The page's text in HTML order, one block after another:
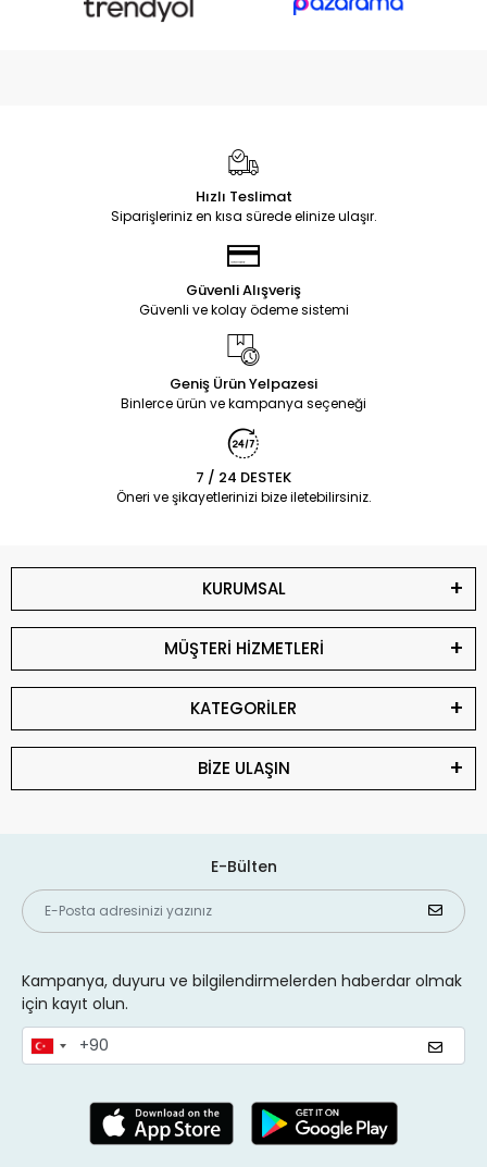
Hızlı Teslimat
Siparişleriniz en kısa sürede elinize ulaşır.
Güvenli Alışveriş
Güvenli ve kolay ödeme sistemi
Geniş Ürün Yelpazesi
Binlerce ürün ve kampanya seçeneği
7 / 24 DESTEK
Öneri ve şikayetlerinizi bize iletebilirsiniz.
KURUMSAL
MÜŞTERİ HİZMETLERİ
KATEGORİLER
BİZE ULAŞIN
E-Bülten
Kampanya, duyuru ve bilgilendirmelerden haberdar olmak
için kayıt olun.